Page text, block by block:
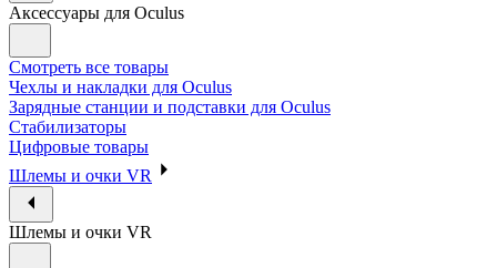
Аксессуары для Oculus
Смотреть все товары
Чехлы и накладки для Oculus
Зарядные станции и подставки для Oculus
Стабилизаторы
Цифровые товары
Шлемы и очки VR
Шлемы и очки VR